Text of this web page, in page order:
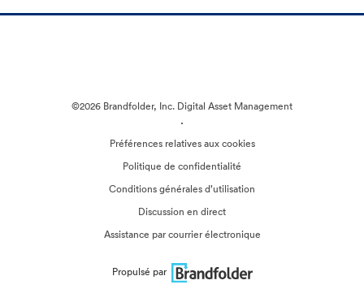
©2026 Brandfolder, Inc. Digital Asset Management
·
Préférences relatives aux cookies
Politique de confidentialité
Conditions générales d’utilisation
Discussion en direct
Assistance par courrier électronique
Propulsé par